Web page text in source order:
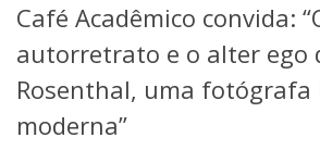
A História do IEB
Institucional
60 Anos
Paralelos 22
Café Acadêmico convida:
autorretrato e o alter ego
Rosenthal, uma
moderna”